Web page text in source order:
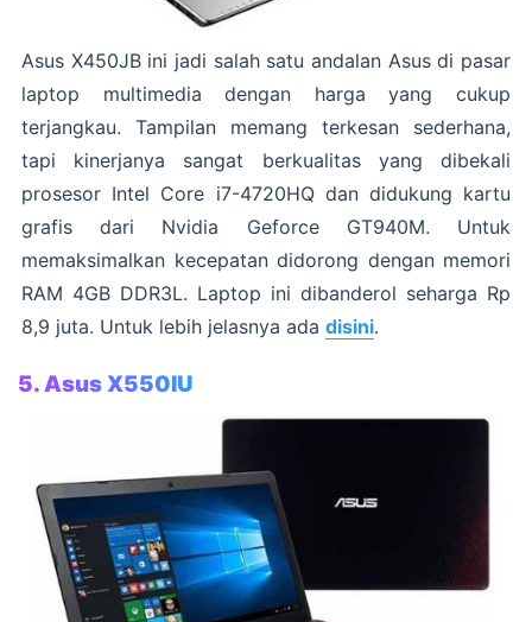
Asus X450JB ini jadi salah satu andalan Asus di pasar
laptop multimedia dengan harga yang cukup
terjangkau. Tampilan memang terkesan sederhana,
tapi kinerjanya sangat berkualitas yang dibekali
prosesor Intel Core i7-4720HQ dan didukung kartu
grafis dari Nvidia Geforce GT940M. Untuk
memaksimalkan kecepatan didorong dengan memori
RAM 4GB DDR3L. Laptop ini dibanderol seharga Rp
8,9 juta. Untuk lebih jelasnya ada disini.
5. Asus X550IU